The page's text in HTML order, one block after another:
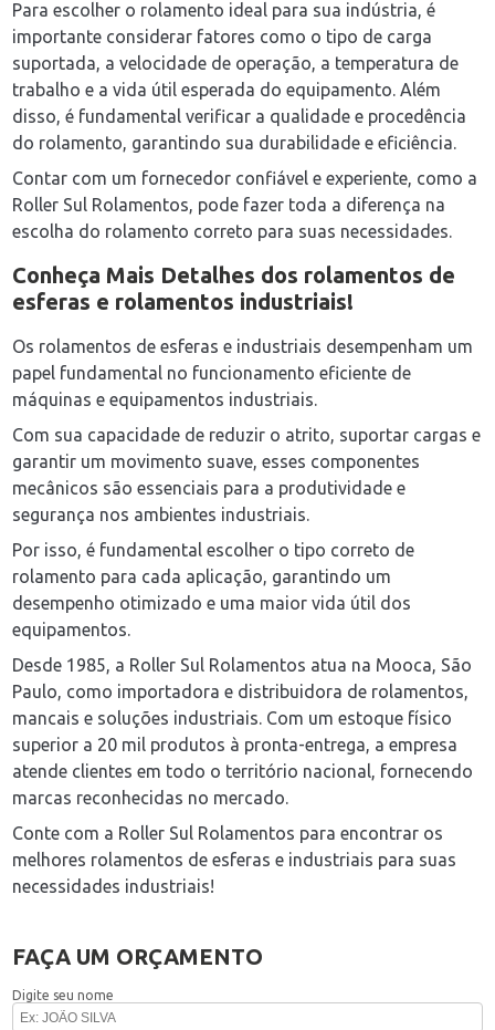
Para escolher o rolamento ideal para sua indústria, é
importante considerar fatores como o tipo de carga
suportada, a velocidade de operação, a temperatura de
trabalho e a vida útil esperada do equipamento. Além
disso, é fundamental verificar a qualidade e procedência
do rolamento, garantindo sua durabilidade e eficiência.
Contar com um fornecedor confiável e experiente, como a
Roller Sul Rolamentos, pode fazer toda a diferença na
escolha do rolamento correto para suas necessidades.
Conheça Mais Detalhes dos rolamentos de
esferas e rolamentos industriais!
Os rolamentos de esferas e industriais desempenham um
papel fundamental no funcionamento eficiente de
máquinas e equipamentos industriais.
Com sua capacidade de reduzir o atrito, suportar cargas e
garantir um movimento suave, esses componentes
mecânicos são essenciais para a produtividade e
segurança nos ambientes industriais.
Por isso, é fundamental escolher o tipo correto de
rolamento para cada aplicação, garantindo um
desempenho otimizado e uma maior vida útil dos
equipamentos.
Desde 1985, a Roller Sul Rolamentos atua na Mooca, São
Paulo, como importadora e distribuidora de rolamentos,
mancais e soluções industriais. Com um estoque físico
superior a 20 mil produtos à pronta-entrega, a empresa
atende clientes em todo o território nacional, fornecendo
marcas reconhecidas no mercado.
Conte com a Roller Sul Rolamentos para encontrar os
melhores rolamentos de esferas e industriais para suas
necessidades industriais!
FAÇA UM ORÇAMENTO
Digite seu nome